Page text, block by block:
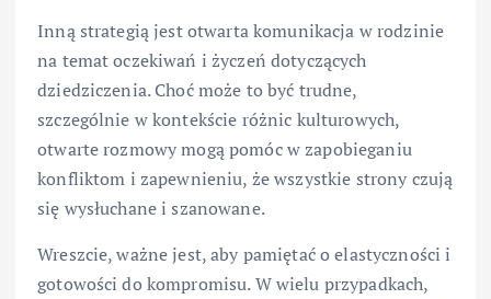
Inną strategią jest otwarta komunikacja w rodzinie
na temat oczekiwań i życzeń dotyczących
dziedziczenia. Choć może to być trudne,
szczególnie w kontekście różnic kulturowych,
otwarte rozmowy mogą pomóc w zapobieganiu
konfliktom i zapewnieniu, że wszystkie strony czują
się wysłuchane i szanowane.
Wreszcie, ważne jest, aby pamiętać o elastyczności i
gotowości do kompromisu. W wielu przypadkach,